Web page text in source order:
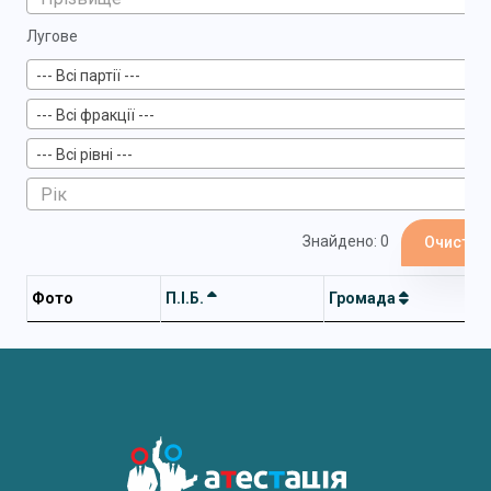
Лугове
--- Всі партії ---
--- Всі фракції ---
--- Всі рівні ---
Знайдено: 0
Фото П.І.Б. Громада